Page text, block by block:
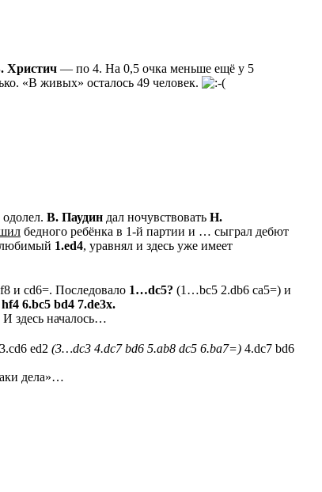
Христич — по 4. На 0,5 очка меньше ещё у 5
«В живых» осталось 49 человек.
В. Паудин дал ночувствовать Н.
бедного ребёнка в 1-й партии и … сыграл дебют
1.ed4, уравнял и здесь уже имеет
и cd6=. Последовало 1…dc5? (1…bc5 2.db6 ca5=) и
6.bc5 bd4 7.de3x.
И здесь началось…
ed2 (3…dc3 4.dc7 bd6 5.ab8 dc5 6.ba7=) 4.dc7 bd6
дела»…